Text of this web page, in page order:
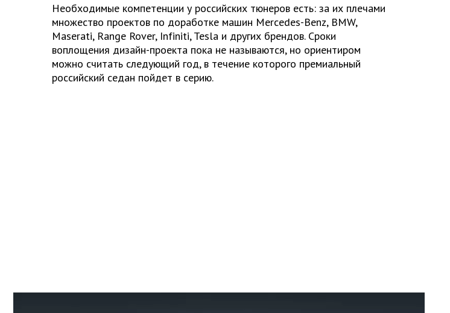
Необходимые компетенции у российских тюнеров есть: за их плечами
множество проектов по доработке машин Mercedes-Benz, BMW,
Maserati, Range Rover, Infiniti, Tesla и других брендов. Сроки
воплощения дизайн-проекта пока не называются, но ориентиром
можно считать следующий год, в течение которого премиальный
российский седан пойдет в серию.